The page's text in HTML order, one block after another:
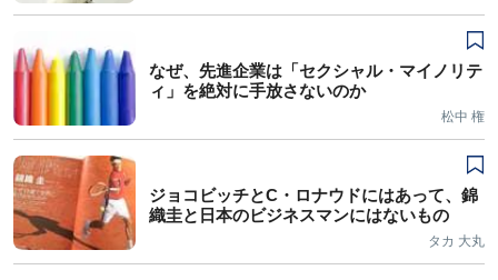
なぜ、先進企業は「セクシャル・マイノリテ
ィ」を絶対に手放さないのか
松中 権
ジョコビッチとC・ロナウドにはあって、錦
織圭と日本のビジネスマンにはないもの
タカ 大丸